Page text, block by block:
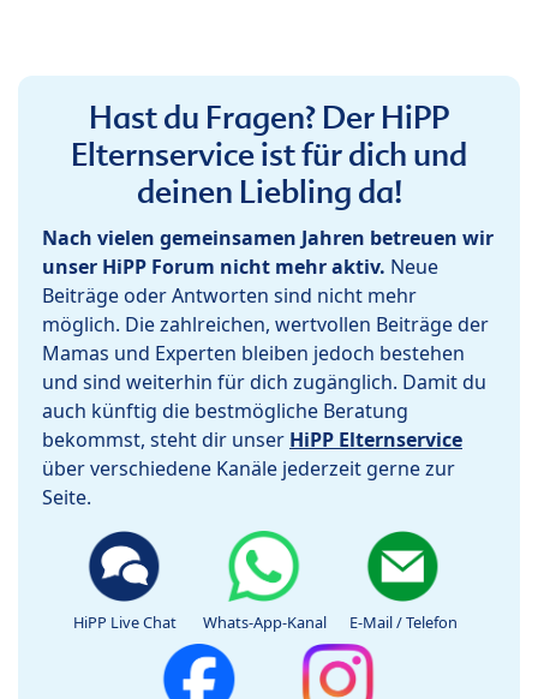
Hast du Fragen? Der HiPP
Elternservice ist für dich und
deinen Liebling da!
Nach vielen gemeinsamen Jahren betreuen wir
unser HiPP Forum nicht mehr aktiv. Neue
Beiträge oder Antworten sind nicht mehr
möglich. Die zahlreichen, wertvollen Beiträge der
Mamas und Experten bleiben jedoch bestehen
und sind weiterhin für dich zugänglich. Damit du
auch künftig die bestmögliche Beratung
bekommst, steht dir unser HiPP Elternservice
über verschiedene Kanäle jederzeit gerne zur
Seite.
HiPP Live Chat Whats-App-Kanal E-Mail / Telefon